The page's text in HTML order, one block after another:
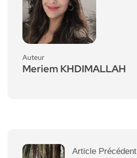
Auteur
Meriem KHDIMALLAH
Article Précédent